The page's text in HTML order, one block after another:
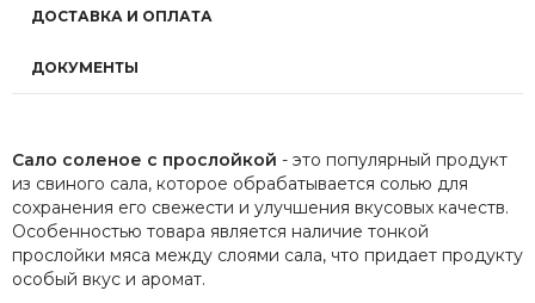
ДОСТАВКА И ОПЛАТА
ДОКУМЕНТЫ
Сало соленое с прослойкой - это популярный продукт
из свиного сала, которое обрабатывается солью для
сохранения его свежести и улучшения вкусовых качеств.
Особенностью товара является наличие тонкой
прослойки мяса между слоями сала, что придает продукту
особый вкус и аромат.